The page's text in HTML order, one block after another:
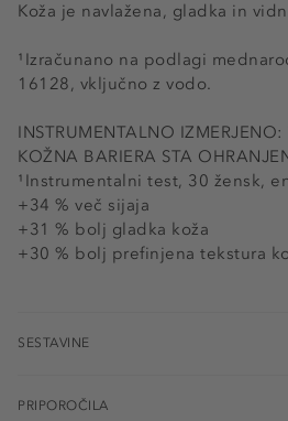
Koža je navlažena, gladka in
¹Izračunano na podlagi
16128, vključno z vodo.
INSTRUMENTALNO
KOŽNA BARIERA STA
¹Instrumentalni test, 30 žensk,
+34 % več sijaja
+31 % bolj gladka koža
+30 % bolj prefinjena tekstura
SESTAVINE
PRIPOROČILA